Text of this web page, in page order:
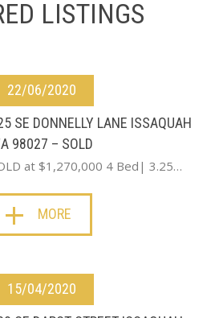
LISTINGS
22/06/2020
SE DONNELLY LANE ISSAQUAH
98027 – SOLD
at $1,270,000 4 Bed| 3.25…
MORE
15/04/2020